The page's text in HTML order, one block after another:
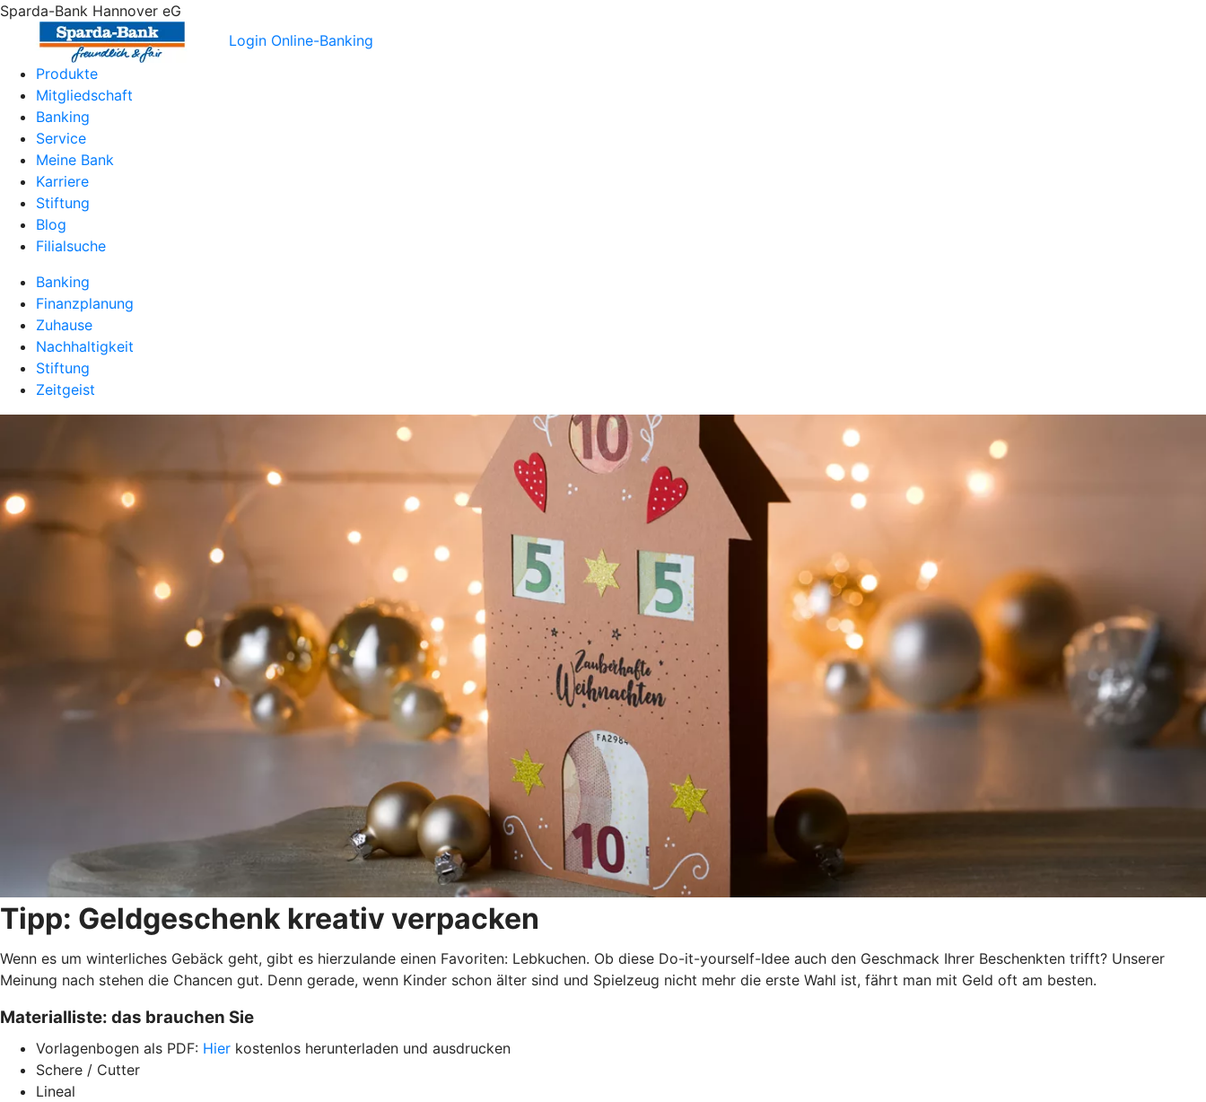
Sparda-Bank Hannover eG
Login Online-Banking
Produkte
Mitgliedschaft
Banking
Service
Meine Bank
Karriere
Stiftung
Blog
Filialsuche
Banking
Finanzplanung
Zuhause
Nachhaltigkeit
Stiftung
Zeitgeist
Tipp: Geldgeschenk kreativ verpacken
Wenn es um winterliches Gebäck geht, gibt es hierzulande einen Favoriten: Lebkuchen. Ob diese Do-it-yourself-Idee auch den Geschmack Ihrer Beschenkten trifft? Unserer
Meinung nach stehen die Chancen gut. Denn gerade, wenn Kinder schon älter sind und Spielzeug nicht mehr die erste Wahl ist, fährt man mit Geld oft am besten.
Materialliste: das brauchen Sie
Vorlagenbogen als PDF: Hier kostenlos herunterladen und ausdrucken
Schere / Cutter
Lineal